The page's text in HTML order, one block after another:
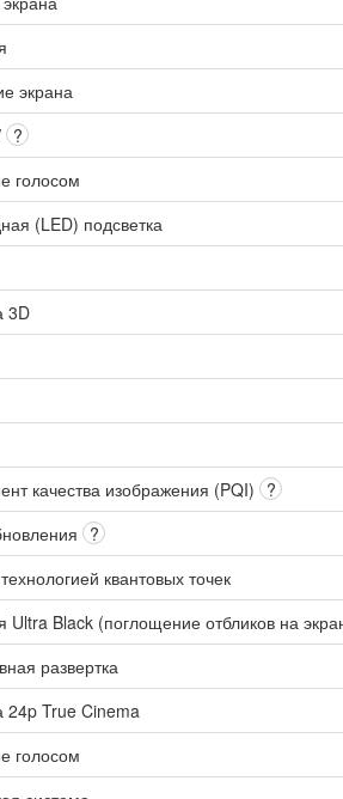
экрана
?
голосом
(LED) подсветка
3D
качества изображения (PQI) ?
?
квантовых точек
Ultra Black (поглощение отбликов на
развертка
24p True Cinema
голосом